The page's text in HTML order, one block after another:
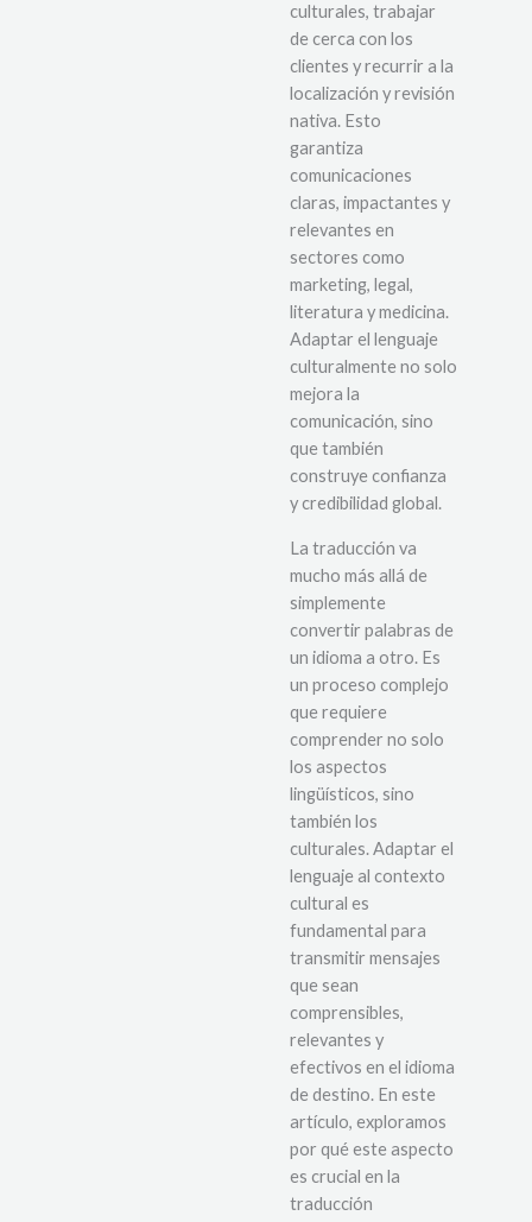
culturales, trabajar
de cerca con los
clientes y recurrir a la
localización y revisión
nativa. Esto
garantiza
comunicaciones
claras, impactantes y
relevantes en
sectores como
marketing, legal,
literatura y medicina.
Adaptar el lenguaje
culturalmente no solo
mejora la
comunicación, sino
que también
construye confianza
y credibilidad global.
La traducción va
mucho más allá de
simplemente
convertir palabras de
un idioma a otro. Es
un proceso complejo
que requiere
comprender no solo
los aspectos
lingüísticos, sino
también los
culturales. Adaptar el
lenguaje al contexto
cultural es
fundamental para
transmitir mensajes
que sean
comprensibles,
relevantes y
efectivos en el idioma
de destino. En este
artículo, exploramos
por qué este aspecto
es crucial en la
traducción